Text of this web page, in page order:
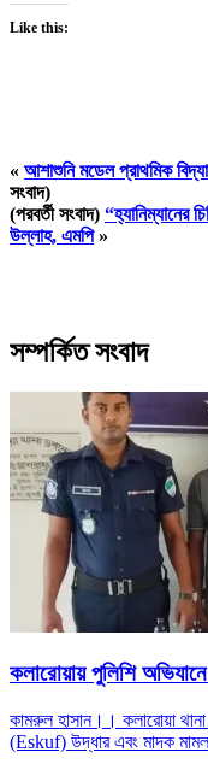
Like this:
« আশাশুনি মডেল প্রাথমিক
সংবাদ)
(পরবর্তী সংবাদ) “হ্যানিম্যানের
উল্লাহ, এমপি»
সম্পর্কিত সংবাদ
কলারোয়ায় পুলিশি
কামরুল হাসান।। কলারোয়া
(Eskuf) উদ্ধার এবং মাদক